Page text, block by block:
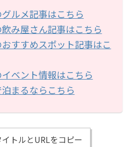
ルメ記事はこちら
み屋さん記事はこちら
すすめスポット記事はこ
ベント情報はこちら
まるならこちら
トルとURLをコピー